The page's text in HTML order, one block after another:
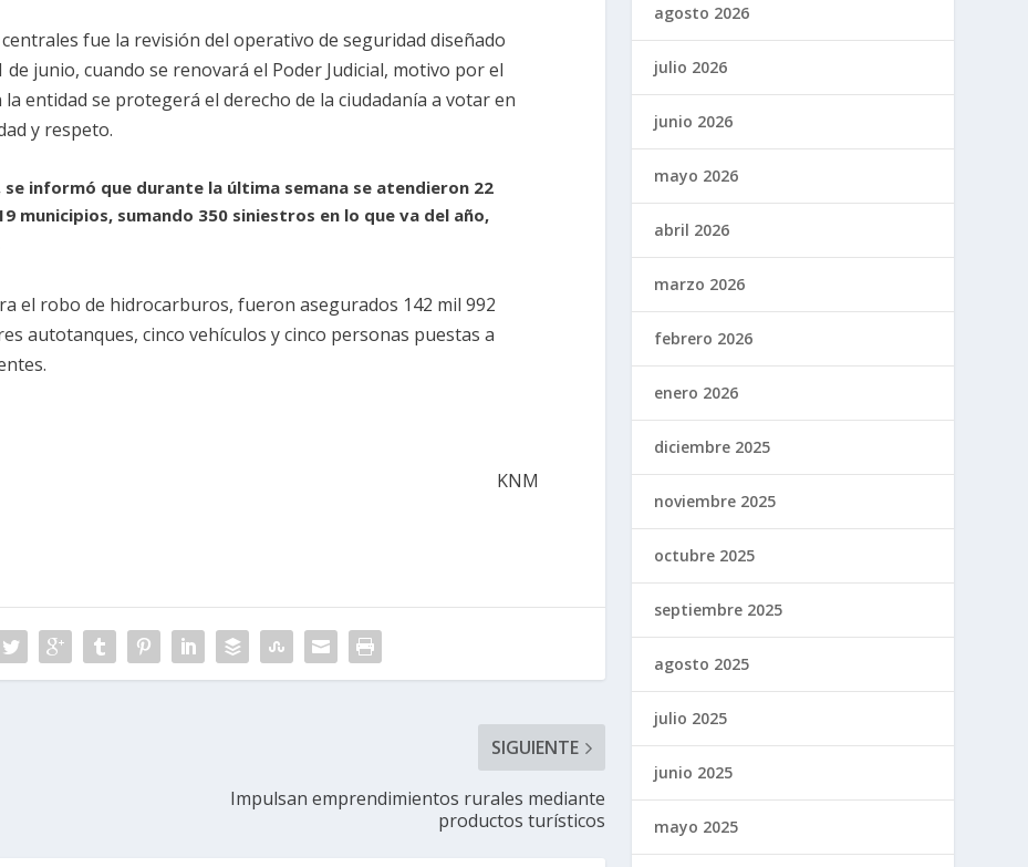
fue la revisión del operativo de seguridad diseñado
junio, cuando se renovará el Poder Judicial, motivo por el
entidad se protegerá el derecho de la ciudadanía a votar en
y respeto.
se informó que durante la última semana se atendieron 22
municipios, sumando 350 siniestros en lo que va del año,
el robo de hidrocarburos, fueron asegurados 142 mil 992
autotanques, cinco vehículos y cinco personas puestas a
KNM
SIGUIENTE
Impulsan emprendimientos rurales mediante
productos turísticos
agosto 2026
julio 2026
junio 2026
mayo 2026
abril 2026
marzo 2026
febrero 2026
enero 2026
diciembre 2025
noviembre 2025
octubre 2025
septiembre 2025
agosto 2025
julio 2025
junio 2025
mayo 2025